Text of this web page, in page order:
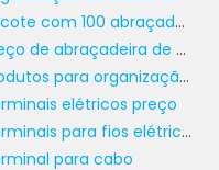
de alta qualidade
maior
temperaturas
projetados
Pacote com 100 abraçadeira de nylon
Preço de abraçadeira de nylon
Produtos para organização e proteção
elétricos preço
Terminais para fios elétricos
para cabo